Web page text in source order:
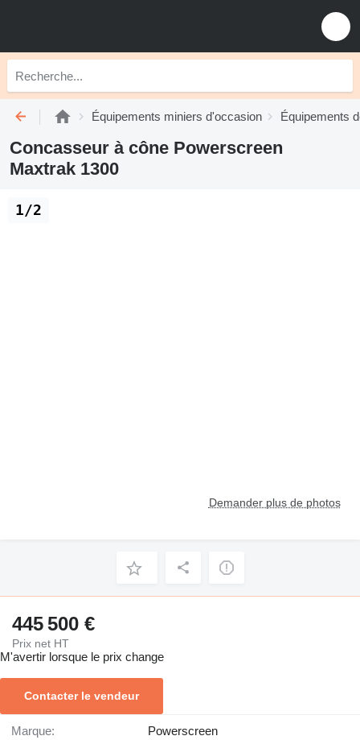
Équipements miniers d'occasion Équipements
Concasseur à cône Powerscreen
Maxtrak 1300
Demander plus de photos
1/2
445 500 €
Prix net HT
M'avertir lorsque le prix change
Contacter le vendeur
Marque: Powerscreen